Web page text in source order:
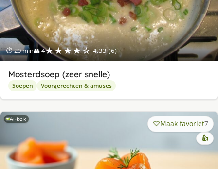
⏱ 20 min👥 4★★★★☆ 4.33 (6)
Mosterdsoep (zeer snelle)
Soepen Voorgerechten & amuses
AI-kok Maak favoriet7
👍